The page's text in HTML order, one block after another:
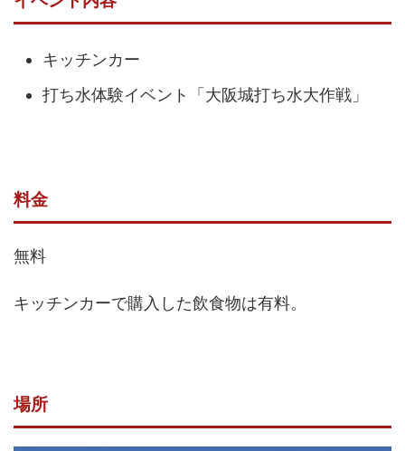
キッチンカー
打ち水体験イベント「大阪城打ち水大作戦」
料金
無料
キッチンカーで購入した飲食物は有料。
場所